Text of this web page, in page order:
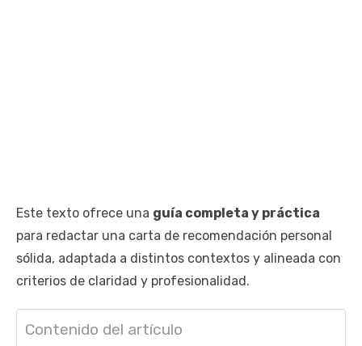
Este texto ofrece una guía completa y práctica
para redactar una carta de recomendación personal
sólida, adaptada a distintos contextos y alineada con
criterios de claridad y profesionalidad.
Contenido del artículo